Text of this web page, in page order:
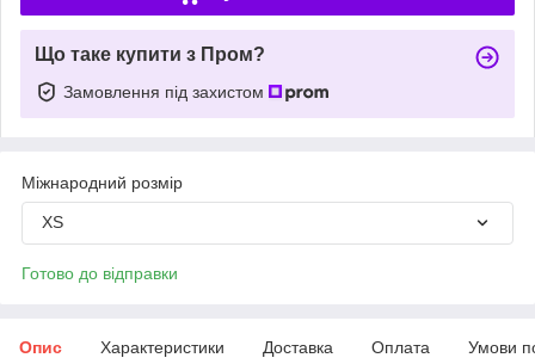
Що таке купити з Пром?
Замовлення під захистом
Міжнародний розмір
XS
Готово до відправки
Опис Характеристики Доставка Оплата Умови